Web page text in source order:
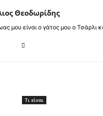
Θεοδωρίδης
μου είναι ο γάτος μου ο Τσάρλι
Τι είναι